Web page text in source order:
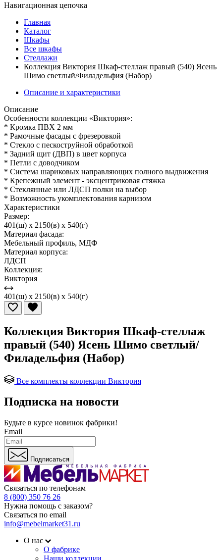
Навигационная цепочка
Главная
Каталог
Шкафы
Все шкафы
Стеллажи
Коллекция Виктория Шкаф-стеллаж правый (540) Ясень
Шимо светлый/Филадельфия (Набор)
Описание и характеристики
Описание
Особенности коллекции «Виктория»:
* Кромка ПВХ 2 мм
* Рамочные фасады с фрезеровкой
* Стекло с пескоструйной обработкой
* Задний щит (ДВП) в цвет корпуса
* Петли с доводчиком
* Система шариковых направляющих полного выдвижения
* Крепежный элемент - эксцентриковая стяжка
* Стеклянные или ЛДСП полки на выбор
* Возможность укомплектования карнизом
Характеристики
Размер:
401(ш) x 2150(в) x 540(г)
Материал фасада:
Мебельный профиль, МДФ
Материал корпуса:
ЛДСП
Коллекция:
Виктория
401(ш) x 2150(в) x 540(г)
Коллекция Виктория Шкаф-стеллаж
правый (540) Ясень Шимо светлый/
Филадельфия (Набор)
Все комплекты коллекции Виктория
Подписка на новости
Будьте в курсе новинок фабрики!
Email
Подписаться
Связаться по телефонам
8 (800) 350 76 26
Нужна помощь с заказом?
Связаться по email
info@mebelmarket31.ru
О нас
О фабрике